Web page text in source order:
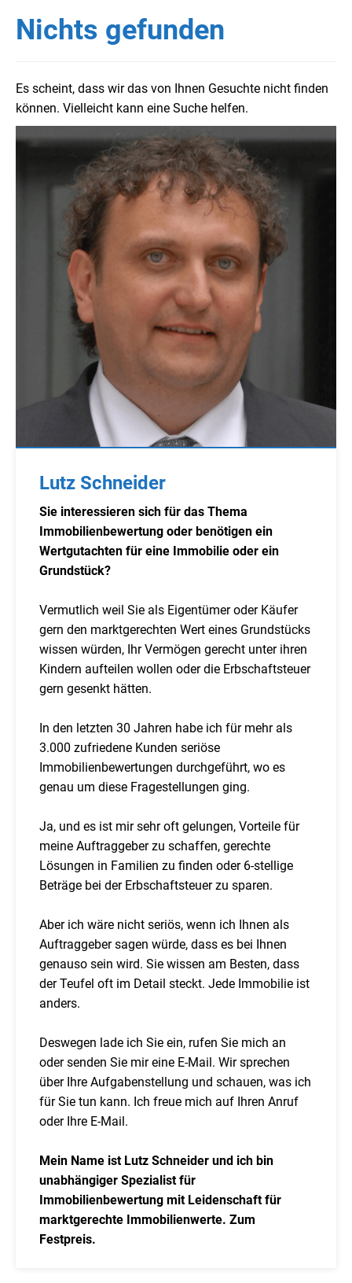
Nichts gefunden
Es scheint, dass wir das von Ihnen Gesuchte nicht finden
können. Vielleicht kann eine Suche helfen.
Lutz Schneider
Sie interessieren sich für das Thema
Immobilienbewertung oder benötigen ein
Wertgutachten für eine Immobilie oder ein
Grundstück?
Vermutlich weil Sie als Eigentümer oder Käufer
gern den marktgerechten Wert eines Grundstücks
wissen würden, Ihr Vermögen gerecht unter ihren
Kindern aufteilen wollen oder die Erbschaftsteuer
gern gesenkt hätten.
In den letzten 30 Jahren habe ich für mehr als
3.000 zufriedene Kunden seriöse
Immobilienbewertungen durchgeführt, wo es
genau um diese Fragestellungen ging.
Ja, und es ist mir sehr oft gelungen, Vorteile für
meine Auftraggeber zu schaffen, gerechte
Lösungen in Familien zu finden oder 6-stellige
Beträge bei der Erbschaftsteuer zu sparen.
Aber ich wäre nicht seriös, wenn ich Ihnen als
Auftraggeber sagen würde, dass es bei Ihnen
genauso sein wird. Sie wissen am Besten, dass
der Teufel oft im Detail steckt. Jede Immobilie ist
anders.
Deswegen lade ich Sie ein, rufen Sie mich an
oder senden Sie mir eine E-Mail. Wir sprechen
über Ihre Aufgabenstellung und schauen, was ich
für Sie tun kann. Ich freue mich auf Ihren Anruf
oder Ihre E-Mail.
Mein Name ist Lutz Schneider und ich bin
unabhängiger Spezialist für
Immobilienbewertung mit Leidenschaft für
marktgerechte Immobilienwerte. Zum
Festpreis.